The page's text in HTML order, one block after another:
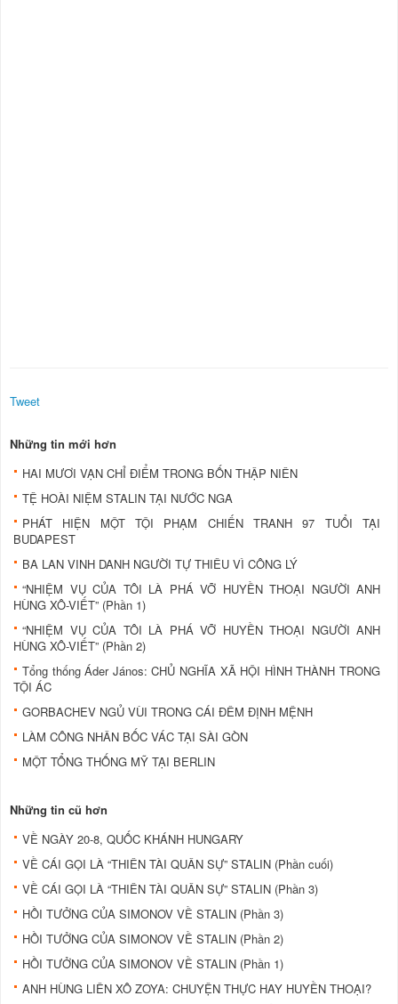
Tweet
Những tin mới hơn
HAI MƯƠI VẠN CHỈ ĐIỂM TRONG BỐN THẬP NIÊN
TỆ HOÀI NIỆM STALIN TẠI NƯỚC NGA
PHÁT HIỆN MỘT TỘI PHẠM CHIẾN TRANH 97 TUỔI TẠI
BUDAPEST
BA LAN VINH DANH NGƯỜI TỰ THIÊU VÌ CÔNG LÝ
“NHIỆM VỤ CỦA TÔI LÀ PHÁ VỠ HUYỀN THOẠI NGƯỜI ANH
HÙNG XÔ-VIẾT” (Phần 1)
“NHIỆM VỤ CỦA TÔI LÀ PHÁ VỠ HUYỀN THOẠI NGƯỜI ANH
HÙNG XÔ-VIẾT” (Phần 2)
Tổng thống Áder János: CHỦ NGHĨA XÃ HỘI HÌNH THÀNH TRONG
TỘI ÁC
GORBACHEV NGỦ VÙI TRONG CÁI ĐÊM ĐỊNH MỆNH
LÀM CÔNG NHÂN BỐC VÁC TẠI SÀI GÒN
MỘT TỔNG THỐNG MỸ TẠI BERLIN
Những tin cũ hơn
VỀ NGÀY 20-8, QUỐC KHÁNH HUNGARY
VỀ CÁI GỌI LÀ “THIÊN TÀI QUÂN SỰ” STALIN (Phần cuối)
VỀ CÁI GỌI LÀ “THIÊN TÀI QUÂN SỰ” STALIN (Phần 3)
HỒI TƯỞNG CỦA SIMONOV VỀ STALIN (Phần 3)
HỒI TƯỞNG CỦA SIMONOV VỀ STALIN (Phần 2)
HỒI TƯỞNG CỦA SIMONOV VỀ STALIN (Phần 1)
ANH HÙNG LIÊN XÔ ZOYA: CHUYỆN THỰC HAY HUYỀN THOẠI?